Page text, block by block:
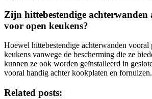
Zijn hittebestendige achterwanden
voor open keukens?
Hoewel hittebestendige achterwanden
keukens vanwege de bescherming die ze
kunnen ze ook worden geïnstalleerd in
vooral handig achter kookplaten en fornuizen.
Related posts: